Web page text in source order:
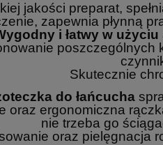
jakości preparat,
zapewnia płynną
i łatwy w użyciu
Skutecznie
do łańcucha
oraz ergonomiczna
nie trzeba go
oraz pielęgnacja